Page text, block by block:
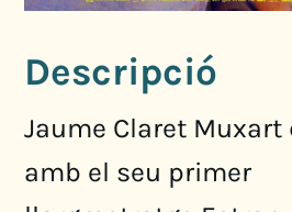
Descripció
Jaume Claret Muxart
amb el seu primer